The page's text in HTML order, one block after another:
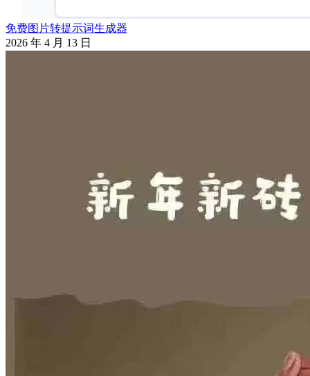
免费图片转提示词生成器
2026 年 4 月 13 日